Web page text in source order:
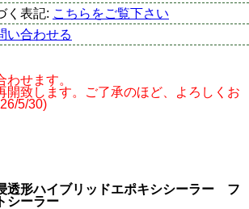
く表記: こちらをご覧下さい
い合わせる
せます。
開致します。ご了承のほど、よろしくお
5/30)
透形ハイブリッドエポキシシーラー フ
シーラー